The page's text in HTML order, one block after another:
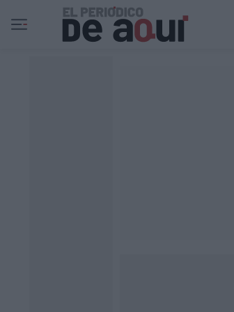
Ir al contenido principal